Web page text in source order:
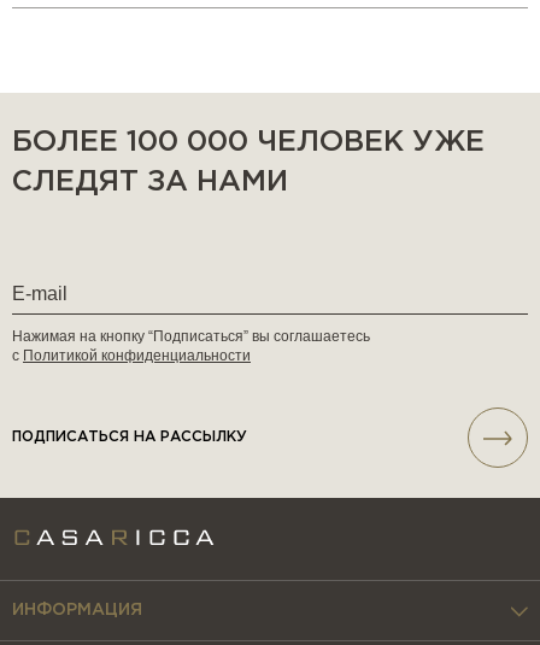
БОЛЕЕ 100 000 ЧЕЛОВЕК УЖЕ
СЛЕДЯТ ЗА НАМИ
Нажимая на кнопку “Подписаться” вы соглашаетесь
с Политикой конфиденциальности
ПОДПИСАТЬСЯ НА РАССЫЛКУ
ИНФОРМАЦИЯ